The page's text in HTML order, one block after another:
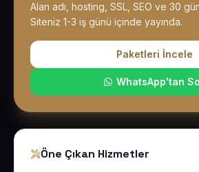
Alan adı, hosting, SSL, SEO ve 30
Siteniz 1-3 iş günü içinde yayında.
Paketleri İncele
WhatsApp'tan
Öne Çıkan Hizmetler